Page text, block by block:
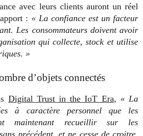
avec leurs clients auront un réel
: « La confiance est un facteur
Les consommateurs doivent avoir
qui collecte, stock et utilise
»
d’objets connectés
Digital Trust in the IoT Era, « La
à caractère personnel que les
maintenant recueillir sur les
précédent, et ne cesse de croitre.